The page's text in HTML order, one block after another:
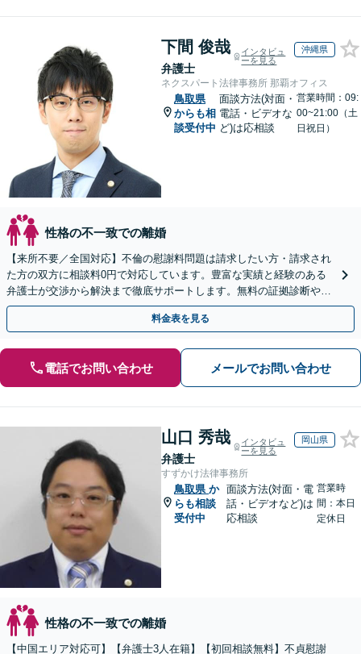
下間 俊哉
弁護士
インタビュ
ーを見る
沖縄県
ネクスパート法律事務所 那覇オフィス
鳥取県
からも相
談受付中
面談方法(対面・
電話・ビデオな
ど)は応相談
営業時間：09:
00~21:00（土
日祝日）
性格の不一致での離婚
【来所不要／全国対応】不倫の慰謝料問題は請求したい方・請求され
た方の双方に相談料0円で対応しています。豊富な実績と経験のある
弁護士が交渉から解決まで徹底サポートします。無料の証拠診断や着
手金の返還保証もありますので安心してご相談ください。
料金表を見る
電話でお問い合わせ メールでお問い合わせ
山口 秀哉
弁護士
インタビュ
ーを見る
岡山県
すずかけ法律事務所
鳥取県 か
らも相談
受付中
面談方法(対面・電
話・ビデオなど)は
応相談
営業時
間：本日
定休日
性格の不一致での離婚
【中国エリア対応可】【弁護士3人在籍】【初回相談無料】不貞慰謝